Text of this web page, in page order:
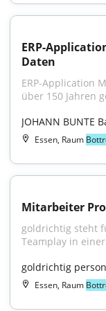
ERP-
Daten
ERP-Application
über 150 Jahren
JOHANN BUNTE
Essen, Raum
Mitarbeiter
goldrichtig steht
Teamplay in
goldrichtig
Essen, Raum